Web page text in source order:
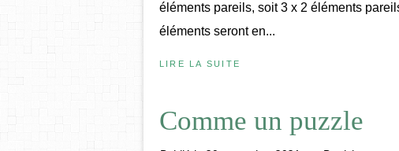
éléments pareils, soit 3 x 2 éléments
éléments seront en...
LIRE LA SUITE
Comme un puzzle